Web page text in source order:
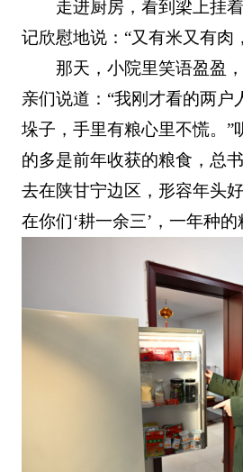
走进厨房，看到梁上挂
记欣慰地说：“又有米又有肉
那天，小院里笑语盈盈
亲们说道：“我刚才看的两户
垛子，手里有粮心里不慌。”
的多是前年收获的粮食，总
去在陕甘宁边区，形容年头
在你们‘耕一余三’，一年种